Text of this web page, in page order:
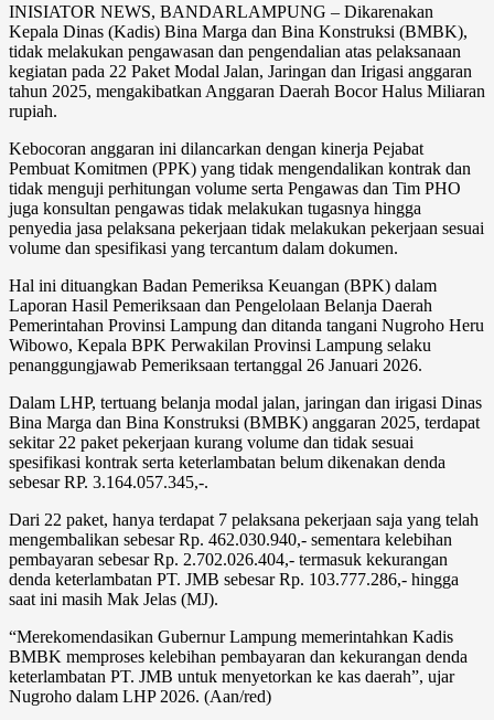
INISIATOR NEWS, BANDARLAMPUNG – Dikarenakan
Kepala Dinas (Kadis) Bina Marga dan Bina Konstruksi (BMBK),
tidak melakukan pengawasan dan pengendalian atas pelaksanaan
kegiatan pada 22 Paket Modal Jalan, Jaringan dan Irigasi anggaran
tahun 2025, mengakibatkan Anggaran Daerah Bocor Halus Miliaran
rupiah.
Kebocoran anggaran ini dilancarkan dengan kinerja Pejabat
Pembuat Komitmen (PPK) yang tidak mengendalikan kontrak dan
tidak menguji perhitungan volume serta Pengawas dan Tim PHO
juga konsultan pengawas tidak melakukan tugasnya hingga
penyedia jasa pelaksana pekerjaan tidak melakukan pekerjaan sesuai
volume dan spesifikasi yang tercantum dalam dokumen.
Hal ini dituangkan Badan Pemeriksa Keuangan (BPK) dalam
Laporan Hasil Pemeriksaan dan Pengelolaan Belanja Daerah
Pemerintahan Provinsi Lampung dan ditanda tangani Nugroho Heru
Wibowo, Kepala BPK Perwakilan Provinsi Lampung selaku
penanggungjawab Pemeriksaan tertanggal 26 Januari 2026.
Dalam LHP, tertuang belanja modal jalan, jaringan dan irigasi Dinas
Bina Marga dan Bina Konstruksi (BMBK) anggaran 2025, terdapat
sekitar 22 paket pekerjaan kurang volume dan tidak sesuai
spesifikasi kontrak serta keterlambatan belum dikenakan denda
sebesar RP. 3.164.057.345,-.
Dari 22 paket, hanya terdapat 7 pelaksana pekerjaan saja yang telah
mengembalikan sebesar Rp. 462.030.940,- sementara kelebihan
pembayaran sebesar Rp. 2.702.026.404,- termasuk kekurangan
denda keterlambatan PT. JMB sebesar Rp. 103.777.286,- hingga
saat ini masih Mak Jelas (MJ).
“Merekomendasikan Gubernur Lampung memerintahkan Kadis
BMBK memproses kelebihan pembayaran dan kekurangan denda
keterlambatan PT. JMB untuk menyetorkan ke kas daerah”, ujar
Nugroho dalam LHP 2026. (Aan/red)